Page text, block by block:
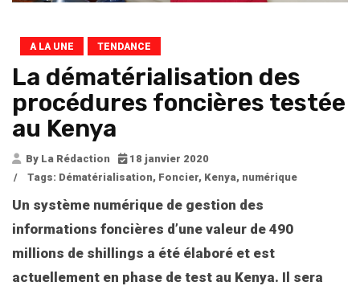
A LA UNE TENDANCE
La dématérialisation des
procédures foncières testée
au Kenya
By La Rédaction
18 janvier 2020
/
Tags: Dématérialisation, Foncier, Kenya, numérique
Un système numérique de gestion des
informations foncières d’une valeur de 490
millions de shillings a été élaboré et est
actuellement en phase de test au Kenya. Il sera